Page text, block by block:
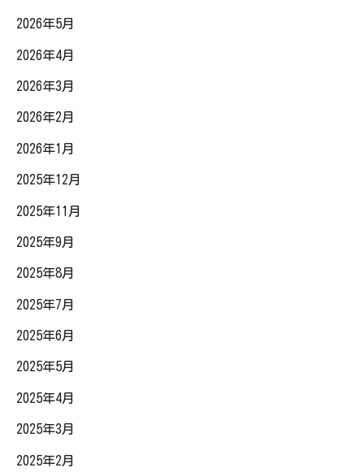
2026年5月
2026年4月
2026年3月
2026年2月
2026年1月
2025年12月
2025年11月
2025年9月
2025年8月
2025年7月
2025年6月
2025年5月
2025年4月
2025年3月
2025年2月